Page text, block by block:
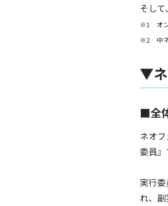
そし
※1 オン
※2 中ネ
▼ネ
■全
ネオ
委員』
実行
れ、